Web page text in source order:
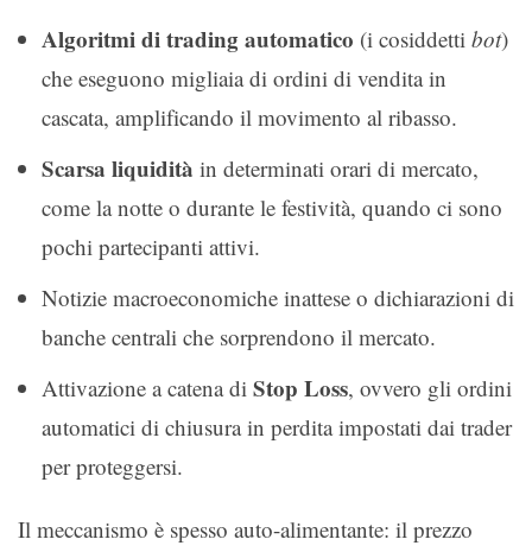
Algoritmi di trading automatico (i cosiddetti bot)
che eseguono migliaia di ordini di vendita in
cascata, amplificando il movimento al ribasso.
Scarsa liquidità in determinati orari di mercato,
come la notte o durante le festività, quando ci sono
pochi partecipanti attivi.
Notizie macroeconomiche inattese o dichiarazioni di
banche centrali che sorprendono il mercato.
Attivazione a catena di Stop Loss, ovvero gli ordini
automatici di chiusura in perdita impostati dai trader
per proteggersi.
Il meccanismo è spesso auto-alimentante: il prezzo